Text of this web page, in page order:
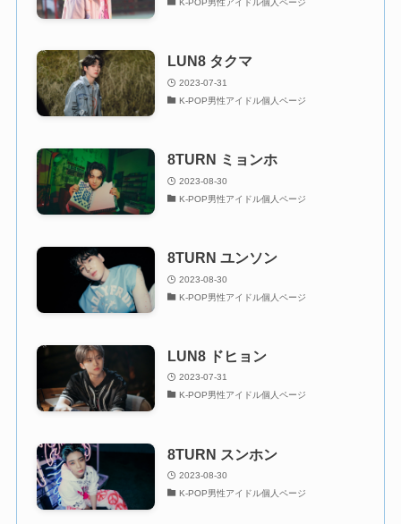
K-POP男性アイドル個人ページ
LUN8 タクマ
2023-07-31
K-POP男性アイドル個人ページ
8TURN ミョンホ
2023-08-30
K-POP男性アイドル個人ページ
8TURN ユンソン
2023-08-30
K-POP男性アイドル個人ページ
LUN8 ドヒョン
2023-07-31
K-POP男性アイドル個人ページ
8TURN スンホン
2023-08-30
K-POP男性アイドル個人ページ